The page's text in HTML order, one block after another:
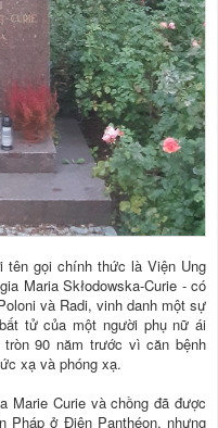
tên gọi chính thức là Viện Ung
Maria Skłodowska-Curie - có
và Radi, vinh danh một sự
tử của một người phụ nữ ái
90 năm trước vì căn bệnh
xạ và phóng xạ.
Marie Curie và chồng đã được
Pháp ở Điện Panthéon, nhưng